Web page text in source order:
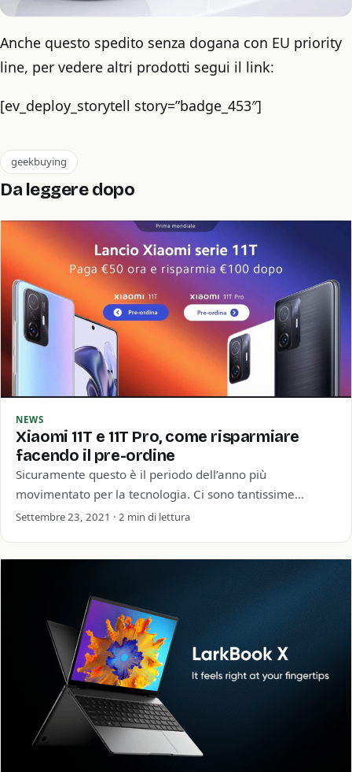
Anche questo spedito senza dogana con EU priority
line, per vedere altri prodotti segui il link:
[ev_deploy_storytell story=”badge_453″]
geekbuying
Da leggere dopo
NEWS
Xiaomi 11T e 11T Pro, come risparmiare
facendo il pre-ordine
Sicuramente questo è il periodo dell’anno più
movimentato per la tecnologia. Ci sono tantissime
presentazioni di nuovi prodotti, vedi iPhone o anche…
Settembre 23, 2021 · 2 min di lettura